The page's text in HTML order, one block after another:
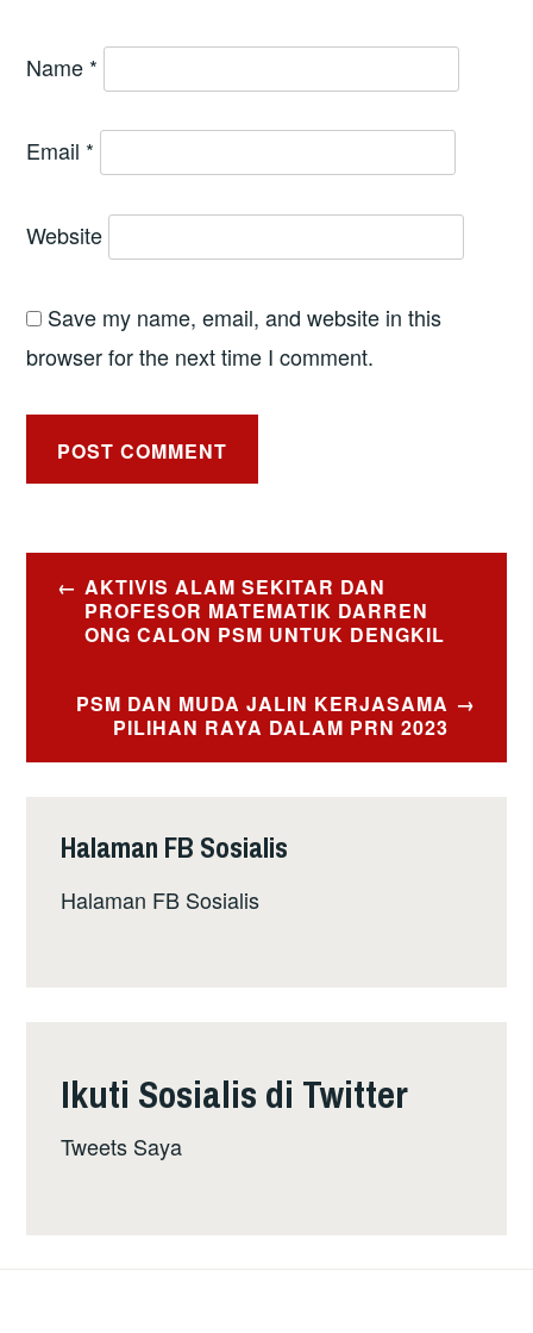
Name *
Email *
Website
Save my name, email, and website in this
browser for the next time I comment.
Post
navigation
AKTIVIS ALAM SEKITAR DAN
PROFESOR MATEMATIK DARREN
ONG CALON PSM UNTUK DENGKIL
PSM DAN MUDA JALIN KERJASAMA
PILIHAN RAYA DALAM PRN 2023
Halaman FB Sosialis
Halaman FB Sosialis
Ikuti Sosialis di Twitter
Tweets Saya